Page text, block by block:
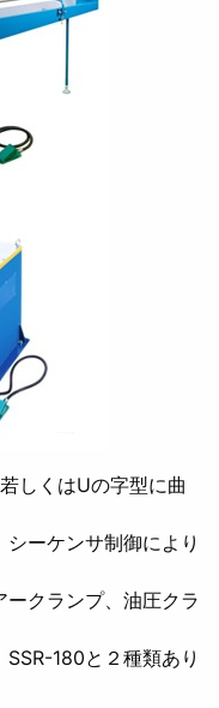
しくはUの字型に曲
ーケンサ制御により
クランプ、油圧クラ
180と２種類あり